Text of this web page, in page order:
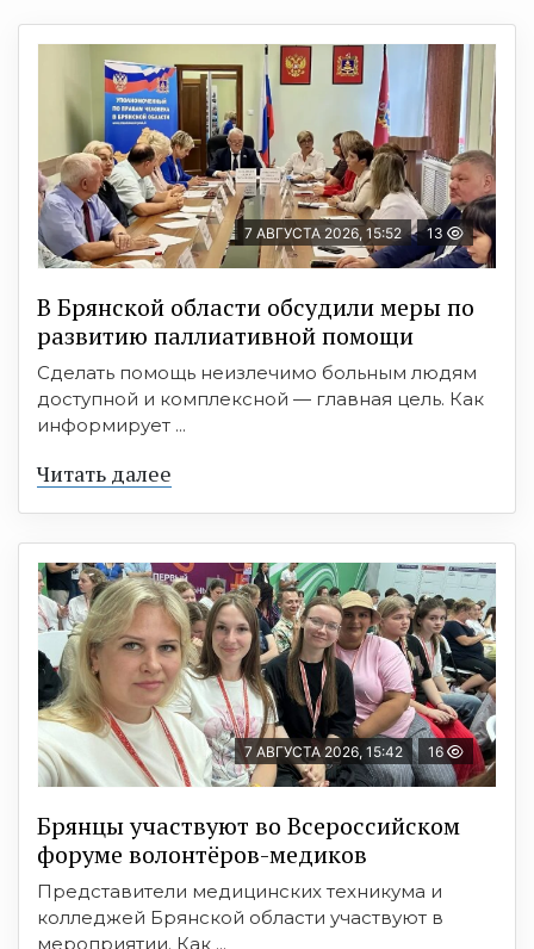
7 АВГУСТА 2026, 15:52 13
В Брянской области обсудили меры по
развитию паллиативной помощи
Сделать помощь неизлечимо больным людям
доступной и комплексной — главная цель. Как
информирует ...
Читать далее
7 АВГУСТА 2026, 15:42 16
Брянцы участвуют во Всероссийском
форуме волонтёров-медиков
Представители медицинских техникума и
колледжей Брянской области участвуют в
мероприятии. Как ...